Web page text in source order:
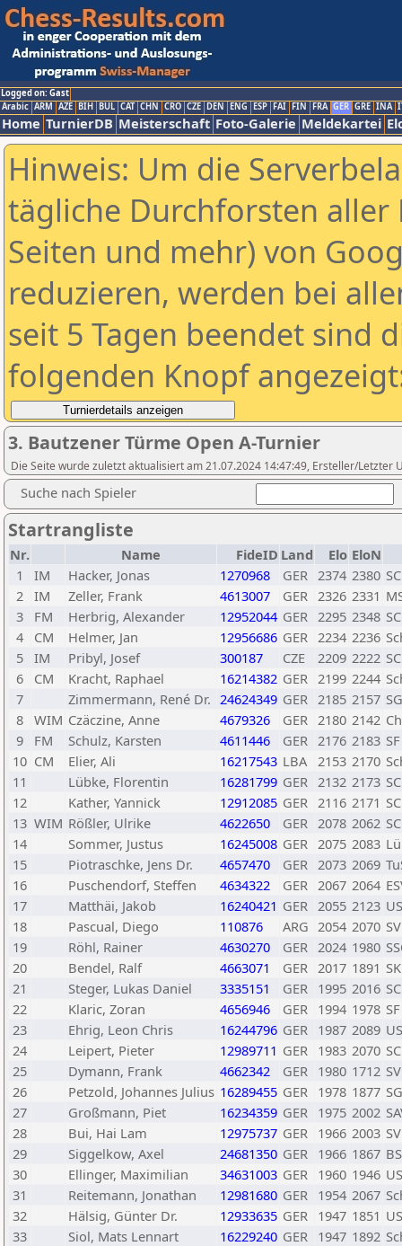
Logged on: Gast
Arabic ARM AZE BIH BUL CAT CHN CRO CZE DEN ENG ESP FAI FIN FRA GER GRE INA
Home TurnierDB Meisterschaft Foto-Galerie Meldekartei
Hinweis: Um die
tägliche Durchforsten aller
Seiten und mehr) von
reduzieren, werden bei
seit 5 Tagen beendet sind
folgenden Knopf
3. Bautzener Türme Open A-Turnier
Die Seite wurde zuletzt aktualisiert am 21.07.2024 14:47:49, Ersteller/Letzter
Suche nach Spieler
Startrangliste
Nr. Name FideID Land Elo EloN
1
IM Hacker, Jonas 1270968 GER 2374 2380
2 IM Zeller, Frank 4613007 GER 2326 2331
3
FM Herbrig, Alexander 12952044 GER 2295 2348
4
CM Helmer, Jan 12956686 GER 2234 2236
5 IM Pribyl, Josef 300187 CZE 2209 2222
6
CM Kracht, Raphael 16214382 GER 2199 2244
7
Zimmermann, René Dr. 24624349 GER 2185 2157
8 WIM Czäczine, Anne 4679326 GER 2180 2142
9
FM Schulz, Karsten 4611446 GER 2176 2183
10 CM Elier, Ali 16217543 LBA 2153 2170
11
Lübke, Florentin 16281799 GER 2132 2173
12
Kather, Yannick 12912085 GER 2116 2171
13 WIM Rößler, Ulrike 4622650 GER 2078 2062
14
Sommer, Justus 16245008 GER 2075 2083
15
Piotraschke, Jens Dr. 4657470 GER 2073 2069
16
Puschendorf, Steffen 4634322 GER 2067 2064
17
Matthäi, Jakob 16240421 GER 2055 2123
18
Pascual, Diego 110876 ARG 2054 2070
19
Röhl, Rainer 4630270 GER 2024 1980
20
Bendel, Ralf 4663071 GER 2017 1891
21
Steger, Lukas Daniel 3335151 GER 1995 2016
22
Klaric, Zoran 4656946 GER 1994 1978
23
Ehrig, Leon Chris 16244796 GER 1987 2089
24
Leipert, Pieter 12989711 GER 1983 2070
25
Dymann, Frank 4662342 GER 1980 1712
26
Petzold, Johannes Julius 16289455 GER 1978 1877
27
Großmann, Piet 16234359 GER 1975 2002
28
Bui, Hai Lam 12975737 GER 1966 2003
29
Siggelkow, Axel 24681350 GER 1966 1867
30
Ellinger, Maximilian 34631003 GER 1960 1946
31
Reitemann, Jonathan 12981680 GER 1954 2067
32
Hälsig, Günter Dr. 12933635 GER 1947 1851
33
Siol, Mats Lennart 16229240 GER 1947 1892